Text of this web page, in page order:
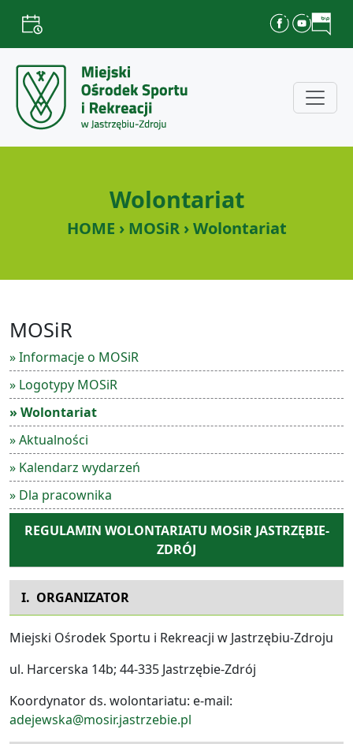
Wolontariat
HOME › MOSiR › Wolontariat
MOSiR
» Informacje o MOSiR
» Logotypy MOSiR
» Wolontariat
» Aktualności
» Kalendarz wydarzeń
» Dla pracownika
REGULAMIN WOLONTARIATU MOSiR JASTRZĘBIE-
ZDRÓJ
I. ORGANIZATOR
Miejski Ośrodek Sportu i Rekreacji w Jastrzębiu-Zdroju
ul. Harcerska 14b; 44-335 Jastrzębie-Zdrój
Koordynator ds. wolontariatu: e-mail:
adejewska@mosir.jastrzebie.pl